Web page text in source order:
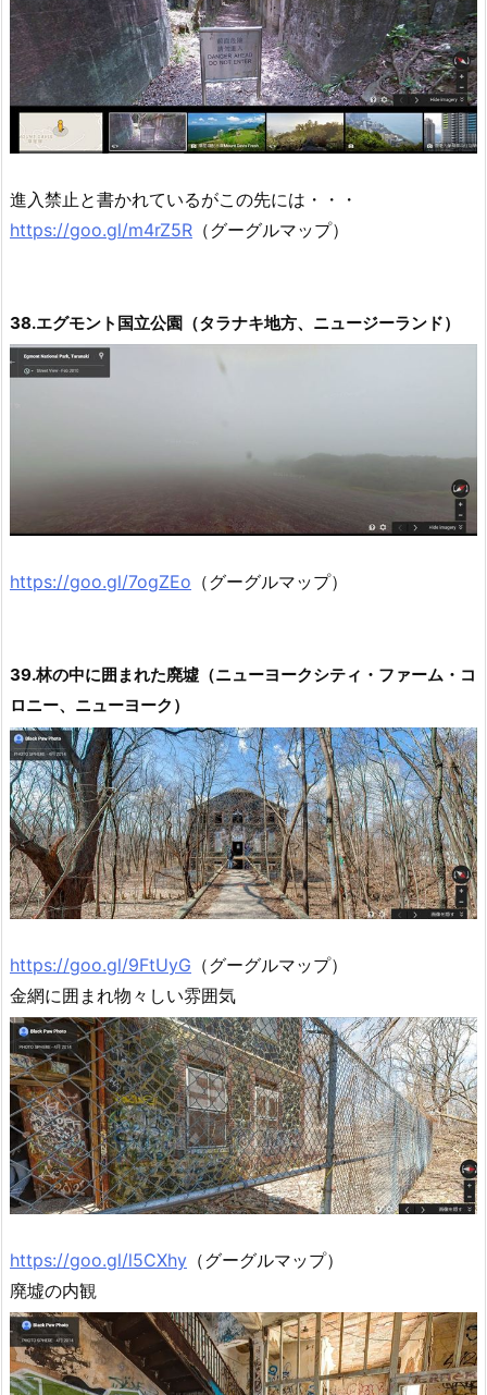
進入禁止と書かれているがこの先には・・・
https://goo.gl/m4rZ5R （グーグルマップ）
38.エグモント国立公園（タラナキ地方、ニュージーランド）
https://goo.gl/7ogZEo （グーグルマップ）
39.林の中に囲まれた廃墟（ニューヨークシティ・ファーム・コ
ロニー、ニューヨーク）
https://goo.gl/9FtUyG （グーグルマップ）
金網に囲まれ物々しい雰囲気
https://goo.gl/l5CXhy （グーグルマップ）
廃墟の内観